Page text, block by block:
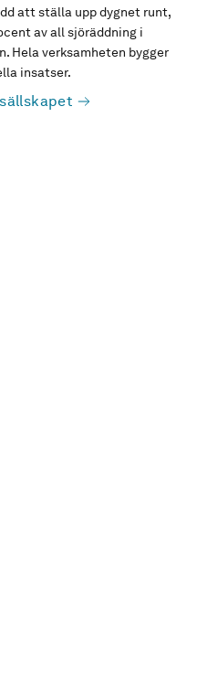
att ställa upp dygnet runt,
av all sjöräddning i
Hela verksamheten bygger
insatser.